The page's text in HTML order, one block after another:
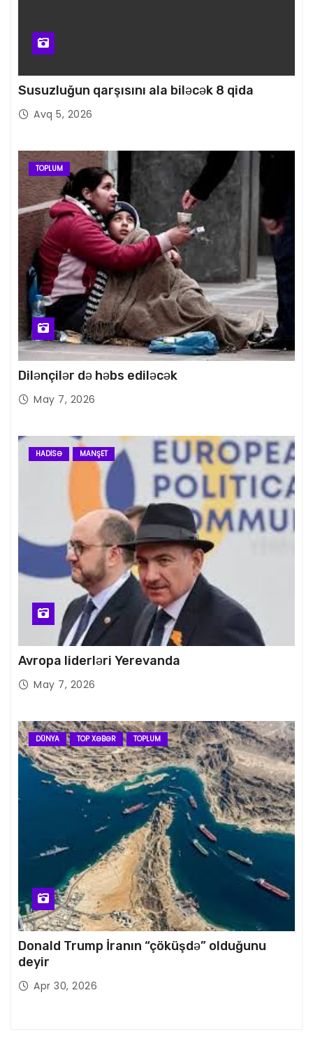
Susuzluğun qarşısını ala biləcək 8 qida
Avq 5, 2026
TOPLUM
Dilənçilər də həbs ediləcək
May 7, 2026
HADISƏ MANŞET
Avropa liderləri Yerevanda
May 7, 2026
DÜNYA TOP XƏBƏR TOPLUM
Donald Trump İranın “çöküşdə” olduğunu
deyir
Apr 30, 2026